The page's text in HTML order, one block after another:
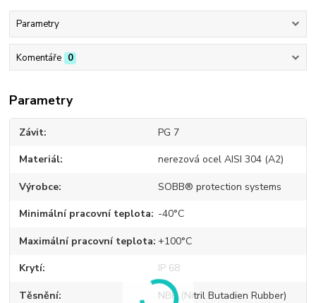
Parametry
Komentáře 0
Parametry
Závit PG 7
Materiál nerezová ocel AISI 304 (A2)
Výrobce SOBB® protection systems
Minimální pracovní teplota -40°C
Maximální pracovní teplota +100°C
Krytí IP 68
Těsnění NBR (Nitril Butadien Rubber)